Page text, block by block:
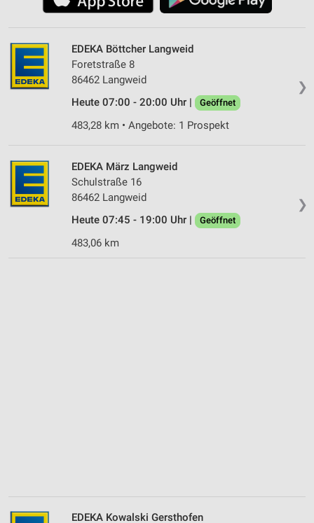
❯
EDEKA Böttcher Langweid
Foretstraße 8
86462 Langweid
Heute 07:00 - 20:00 Uhr |
Geöffnet
483,28 km • Angebote: 1 Prospekt
❯
EDEKA März Langweid
Schulstraße 16
86462 Langweid
Heute 07:45 - 19:00 Uhr |
Geöffnet
483,06 km
EDEKA Kowalski Gersthofen